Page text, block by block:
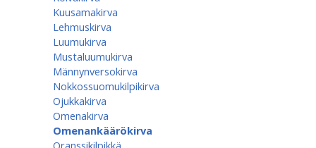
Kuusamakirva
Lehmuskirva
Luumukirva
Mustaluumukirva
Männynversokirva
Nokkossuomukilpikirva
Ojukkakirva
Omenakirva
Omenankäärökirva
Oranssikilpikkä